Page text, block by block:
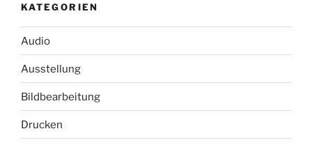
KATEGORIEN
Audio
Ausstellung
Bildbearbeitung
Drucken